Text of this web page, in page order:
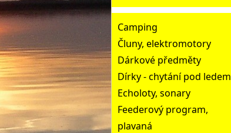
Camping
Čluny, elektromotory
Dárkové předměty
Dírky - chytání pod ledem
Echoloty, sonary
Feederový program,
plavaná